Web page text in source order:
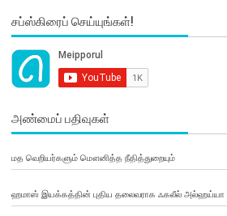
சப்ஸ்கிரைப் செய்யுங்கள்!
அண்மைப் பதிவுகள்
மத வெறியர்களும் மௌனித்த நீதித்துறையும்
ஹமாஸ் இயக்கத்தின் புதிய தலைவராக ஃகலீல் அல்ஹய்யா